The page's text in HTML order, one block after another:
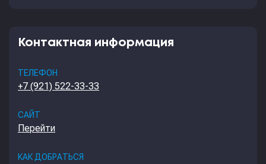
Контактная информация
ТЕЛЕФОН
+7 (921) 522-33-33
САЙТ
Перейти
КАК ДОБРАТЬСЯ